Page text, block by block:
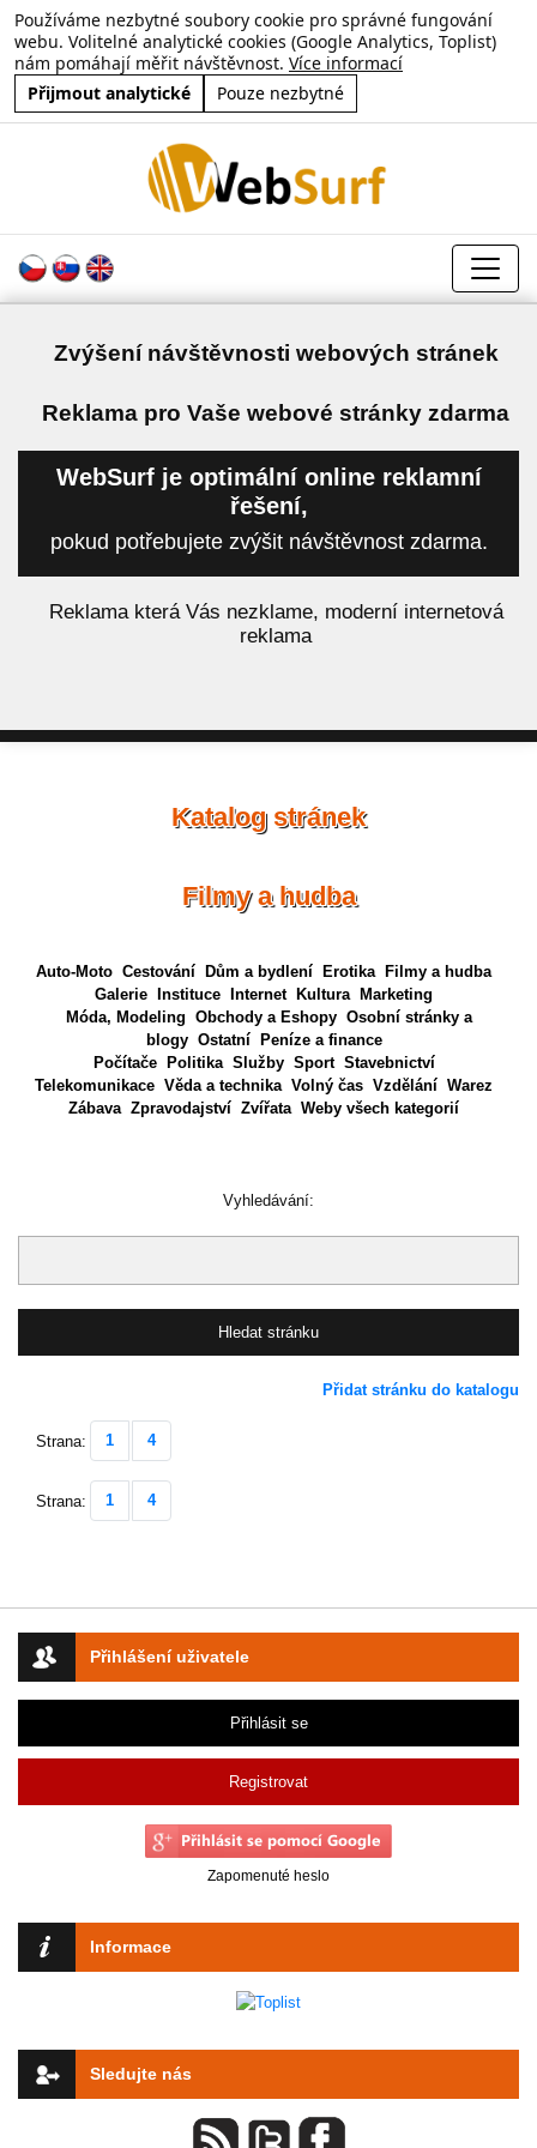
Používáme nezbytné soubory cookie pro správné fungování
webu. Volitelné analytické cookies (Google Analytics, Toplist)
nám pomáhají měřit návštěvnost. Více informací
Přijmout analytické
Pouze nezbytné
Zvýšení návštěvnosti webových stránek
Reklama pro Vaše webové stránky zdarma
WebSurf je optimální online reklamní
řešení,
pokud potřebujete zvýšit návštěvnost zdarma.
Reklama která Vás nezklame, moderní internetová
reklama
Přihlášení uživatele
Přihlásit se
Registrovat
Zapomenuté heslo
Informace
Sledujte nás
Katalog stránek
Filmy a hudba
Auto-Moto Cestování Dům a bydlení Erotika
Filmy a hudba
Galerie
Instituce Internet Kultura
Marketing
Móda, Modeling Obchody a Eshopy Osobní stránky a
blogy Ostatní
Peníze a finance
Počítače
Politika Služby Sport Stavebnictví
Telekomunikace Věda a technika Volný čas Vzdělání Warez
Zábava Zpravodajství Zvířata Weby všech kategorií
Vyhledávání:
Přidat stránku do katalogu
Strana: 1 4
Strana: 1 4